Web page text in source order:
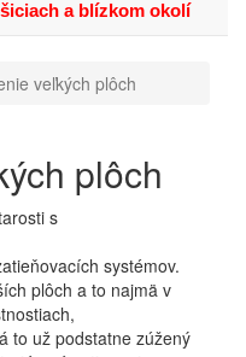
a blízkom okolí
veľkých plôch
plôch
s
systémov.
plôch a to najmä v
to už podstatne zúžený